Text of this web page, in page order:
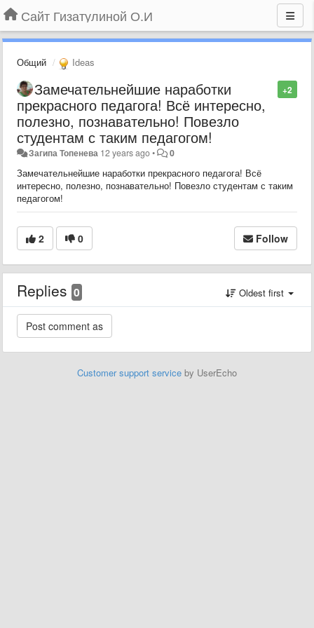
Сайт Гизатулиной О.И
Общий Ideas
+2
Замечательнейшие наработки
прекрасного педагога! Всё интересно,
полезно, познавательно! Повезло
студентам с таким педагогом!
Загипа Топенева 12 years ago• 0
Замечательнейшие наработки прекрасного педагога! Всё
интересно, полезно, познавательно! Повезло студентам с таким
педагогом!
2 0 Follow
Replies 0 Oldest first
Customer support service by UserEcho